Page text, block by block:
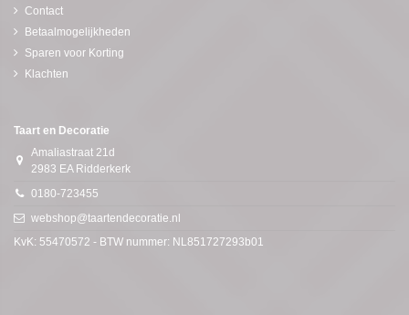
Contact
Betaalmogelijkheden
Sparen voor Korting
Klachten
Taart en Decoratie
Amaliastraat 21d
2983 EA Ridderkerk
0180-723455
webshop@taartendecoratie.nl
KvK: 55470572 - BTW nummer: NL851727293b01